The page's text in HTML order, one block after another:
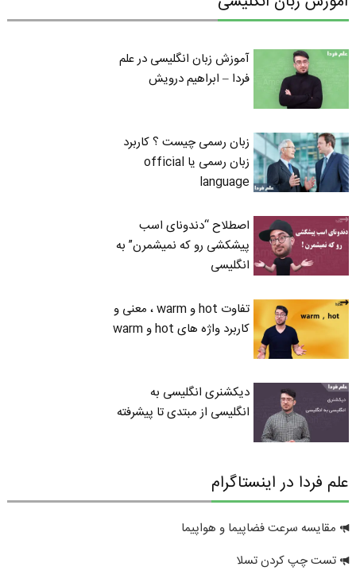
آموزش زبان انگلیسی در علم
فردا – ابراهیم درویش
زبان رسمی چیست ؟ کاربرد
زبان رسمی یا official
language
اصطلاح “دندونای اسب
پیشکشی رو که نمیشمرن” به
انگلیسی
تفاوت hot و warm ، معنی و
کاربرد واژه های hot و warm
دیکشنری انگلیسی به
انگلیسی از مبتدی تا پیشرفته
علم فردا در اینستاگرام
مقایسه سرعت فضاپیما و هواپیما
تست چپ کردن تسلا